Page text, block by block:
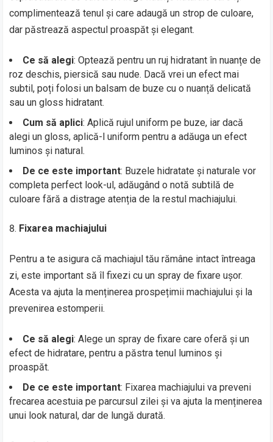
complimentează tenul și care adaugă un strop de culoare,
dar păstrează aspectul proaspăt și elegant.
Ce să alegi: Optează pentru un ruj hidratant în nuanțe de
roz deschis, piersică sau nude. Dacă vrei un efect mai
subtil, poți folosi un balsam de buze cu o nuanță delicată
sau un gloss hidratant.
Cum să aplici: Aplică rujul uniform pe buze, iar dacă
alegi un gloss, aplică-l uniform pentru a adăuga un efect
luminos și natural.
De ce este important: Buzele hidratate și naturale vor
completa perfect look-ul, adăugând o notă subtilă de
culoare fără a distrage atenția de la restul machiajului.
Fixarea machiajului
Pentru a te asigura că machiajul tău rămâne intact întreaga
zi, este important să îl fixezi cu un spray de fixare ușor.
Acesta va ajuta la menținerea prospețimii machiajului și la
prevenirea estomperii.
Ce să alegi: Alege un spray de fixare care oferă și un
efect de hidratare, pentru a păstra tenul luminos și
proaspăt.
De ce este important: Fixarea machiajului va preveni
frecarea acestuia pe parcursul zilei și va ajuta la menținerea
unui look natural, dar de lungă durată.